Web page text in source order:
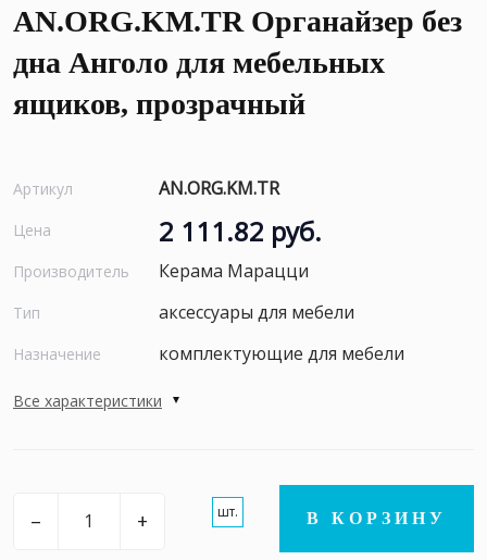
AN.ORG.KM.TR Органайзер без
дна Анголо для мебельных
ящиков, прозрачный
Артикул AN.ORG.KM.TR
Цена 2 111.82 руб.
Производитель Керама Марацци
Тип аксессуары для мебели
Назначение комплектующие для мебели
Все характеристики
– + шт. В КОРЗИНУ